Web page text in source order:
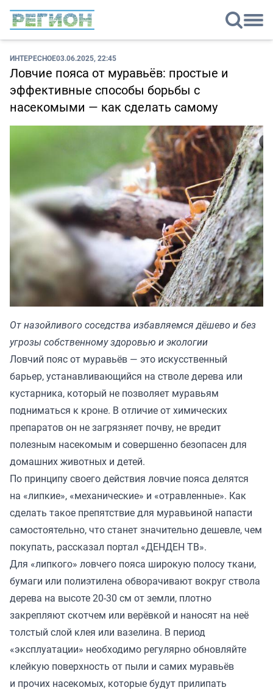
ИНТЕРЕСНОЕ03.06.2025, 22:45
Ловчие пояса от муравьёв: простые и
эффективные способы борьбы с
насекомыми — как сделать самому
От назойливого соседства избавляемся дёшево и без
угрозы собственному здоровью и экологии
Ловчий пояс от муравьёв — это искусственный
барьер, устанавливающийся на стволе дерева или
кустарника, который не позволяет муравьям
подниматься к кроне. В отличие от химических
препаратов он не загрязняет почву, не вредит
полезным насекомым и совершенно безопасен для
домашних животных и детей.
По принципу своего действия ловчие пояса делятся
на «липкие», «механические» и «отравленные». Как
сделать такое препятствие для муравьиной напасти
самостоятельно, что станет значительно дешевле, чем
покупать, рассказал портал «ДЕНДЕН ТВ».
Для «липкого» ловчего пояса широкую полосу ткани,
бумаги или полиэтилена обворачивают вокруг ствола
дерева на высоте 20-30 см от земли, плотно
закрепляют скотчем или верёвкой и наносят на неё
толстый слой клея или вазелина. В период
«эксплуатации» необходимо регулярно обновляйте
клейкую поверхность от пыли и самих муравьёв
и прочих насекомых, которые будут прилипать